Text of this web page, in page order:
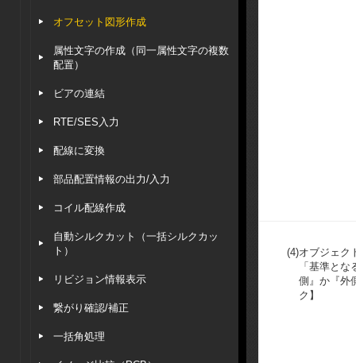
オフセット図形作成
属性文字の作成（同一属性文字の複数
配置）
ビアの連結
RTE/SES入力
配線に変換
部品配置情報の出力/入力
コイル配線作成
自動シルクカット（一括シルクカッ
ト）
リビジョン情報表示
繋がり確認/補正
一括角処理
(4)オブジェク
「基準と
側』か『外
ク】